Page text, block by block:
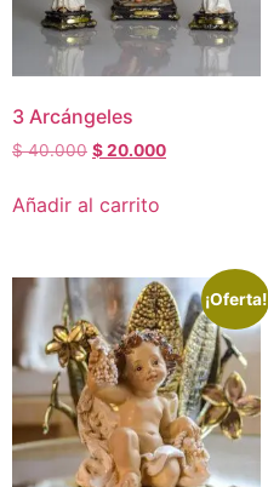
3 Arcángeles
$40.000 $20.000
Añadir al carrito
¡Oferta!